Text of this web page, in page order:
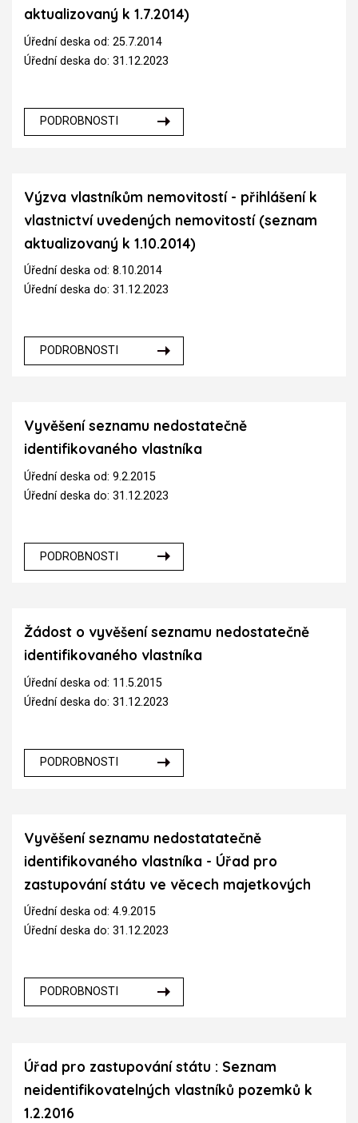
aktualizovaný k 1.7.2014)
Úřední deska od: 25.7.2014
Úřední deska do: 31.12.2023
PODROBNOSTI
Výzva vlastníkům nemovitostí - přihlášení k
vlastnictví uvedených nemovitostí (seznam
aktualizovaný k 1.10.2014)
Úřední deska od: 8.10.2014
Úřední deska do: 31.12.2023
PODROBNOSTI
Vyvěšení seznamu nedostatečně
identifikovaného vlastníka
Úřední deska od: 9.2.2015
Úřední deska do: 31.12.2023
PODROBNOSTI
Žádost o vyvěšení seznamu nedostatečně
identifikovaného vlastníka
Úřední deska od: 11.5.2015
Úřední deska do: 31.12.2023
PODROBNOSTI
Vyvěšení seznamu nedostatatečně
identifikovaného vlastníka - Úřad pro
zastupování státu ve věcech majetkových
Úřední deska od: 4.9.2015
Úřední deska do: 31.12.2023
PODROBNOSTI
Úřad pro zastupování státu : Seznam
neidentifikovatelných vlastníků pozemků k
1.2.2016